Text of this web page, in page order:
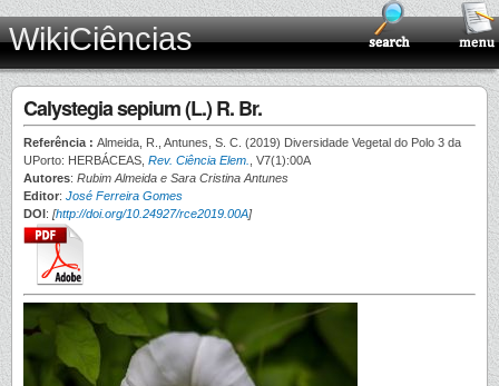
WikiCiências
Calystegia sepium (L.) R. Br.
Referência : Almeida, R., Antunes, S. C. (2019) Diversidade Vegetal do Polo 3 da
UPorto: HERBÁCEAS, Rev. Ciência Elem.
, V7(1):00A
Autores: Rubim Almeida e Sara Cristina Antunes
Editor: José Ferreira Gomes
DOI: [http://doi.org/10.24927/rce2019.00A]